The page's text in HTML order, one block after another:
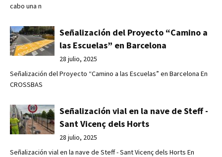
cabo una n
Señalización del Proyecto “Camino a
las Escuelas” en Barcelona
28 julio, 2025
Señalización del Proyecto “Camino a las Escuelas” en Barcelona En
CROSSBAS
Señalización vial en la nave de Steff -
Sant Vicenç dels Horts
28 julio, 2025
Señalización vial en la nave de Steff - Sant Vicenç dels Horts En